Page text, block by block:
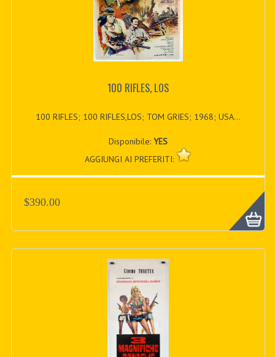
100 RIFLES, LOS
100 RIFLES; 100 RIFLES,LOS; TOM GRIES; 1968; USA...
Disponibile: YES
AGGIUNGI AI PREFERITI:
$390.00